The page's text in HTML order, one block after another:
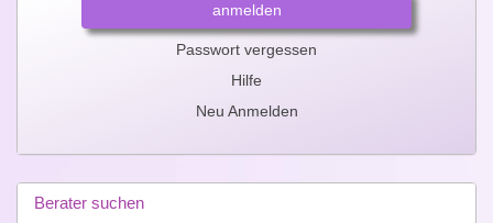
anmelden
Passwort vergessen
Hilfe
Neu Anmelden
Berater suchen